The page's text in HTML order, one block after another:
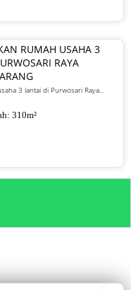
RUMAH USAHA 3
RAYA
3 lantai di Purwosari Raya
juta per tahun.
310m²